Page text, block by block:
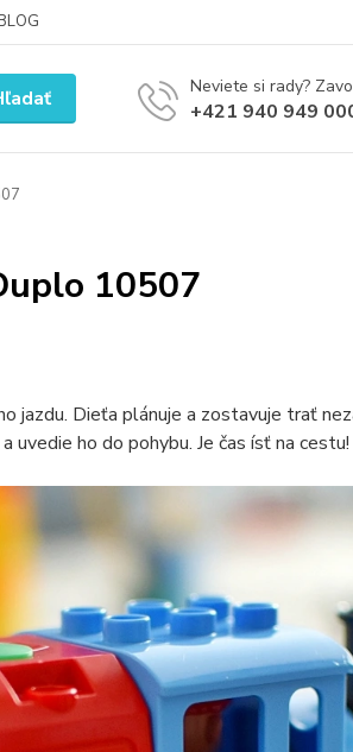
Neviete si rady?
+421 940 949
10507
jazdu. Dieťa plánuje a zostavuje trať
uvedie ho do pohybu. Je čas ísť na cestu!